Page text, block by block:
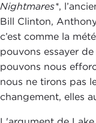
Nightmares*,
Bill Clinton,
c’est comme la
pouvons essayer
pouvons nous
nous ne tirons pas
changement, elles